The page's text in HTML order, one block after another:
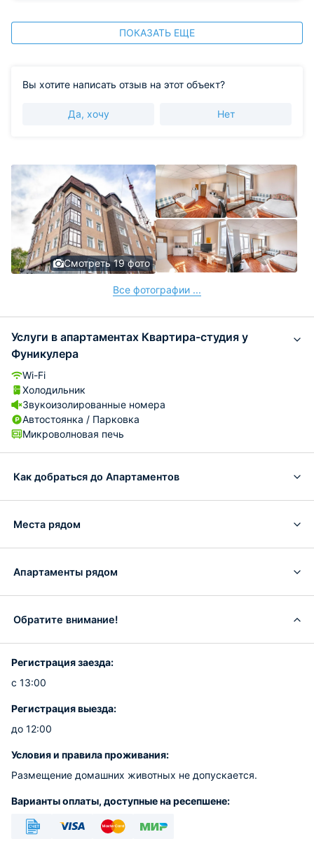
ПОКАЗАТЬ ЕЩЕ
Вы хотите написать отзыв на этот объект?
Да, хочу Нет
Смотреть 19 фото
Все фотографии ...
Услуги в апартаментах Квартира-студия у
Фуникулера
Wi-Fi
Холодильник
Звукоизолированные номера
Автостоянка / Парковка
Микроволновая печь
Как добраться до Апартаментов
Места рядом
Апартаменты рядом
Обратите внимание!
Регистрация заезда:
с 13:00
Регистрация выезда:
до 12:00
Условия и правила проживания:
Размещение домашних животных не допускается.
Варианты оплаты, доступные на ресепшене: